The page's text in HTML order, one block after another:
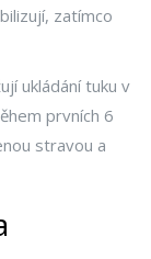
zatímco
ukládání tuku v
prvních 6
stravou a